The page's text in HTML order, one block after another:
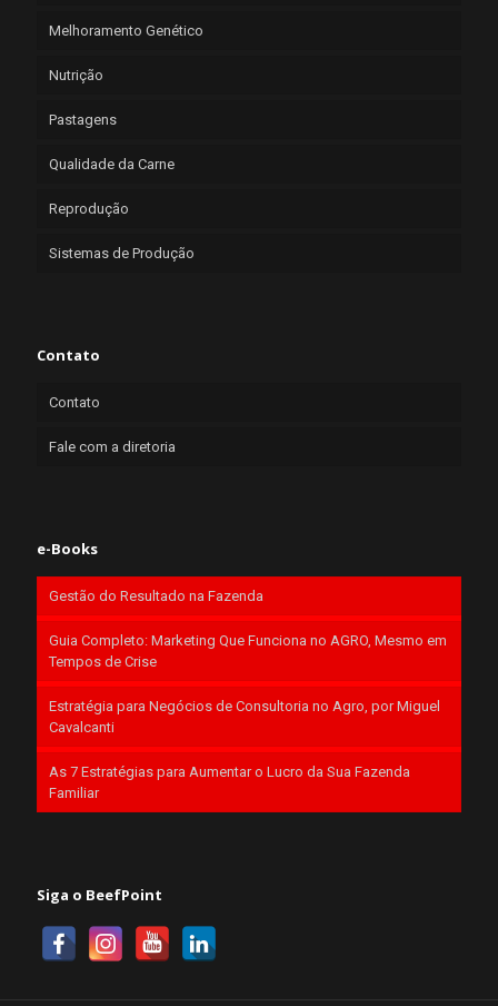
Melhoramento Genético
Nutrição
Pastagens
Qualidade da Carne
Reprodução
Sistemas de Produção
Contato
Contato
Fale com a diretoria
e-Books
Gestão do Resultado na Fazenda
Guia Completo: Marketing Que Funciona no AGRO, Mesmo em
Tempos de Crise
Estratégia para Negócios de Consultoria no Agro, por Miguel
Cavalcanti
As 7 Estratégias para Aumentar o Lucro da Sua Fazenda
Familiar
Siga o BeefPoint